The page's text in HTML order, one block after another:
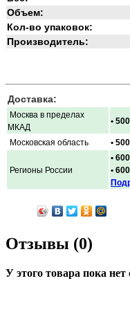
Объем:
Кол-во упаковок:
Производитель:
Доставка:
Москва в пределах
МКАД
• 500
Московская область • 500
Регионы России
• 600
• 600
Отзывы (0)
У этого товара пока